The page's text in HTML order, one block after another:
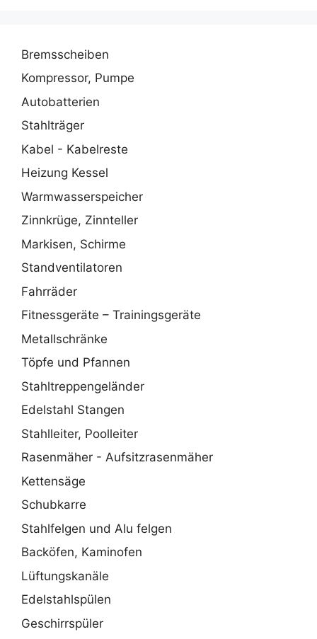
Bremsscheiben
Kompressor, Pumpe
Autobatterien
Stahlträger
Kabel - Kabelreste
Heizung Kessel
Warmwasserspeicher
Zinnkrüge, Zinnteller
Markisen, Schirme
Standventilatoren
Fahrräder
Fitnessgeräte – Trainingsgeräte
Metallschränke
Töpfe und Pfannen
Stahltreppengeländer
Edelstahl Stangen
Stahlleiter, Poolleiter
Rasenmäher - Aufsitzrasenmäher
Kettensäge
Schubkarre
Stahlfelgen und Alu felgen
Backöfen, Kaminofen
Lüftungskanäle
Edelstahlspülen
Geschirrspüler